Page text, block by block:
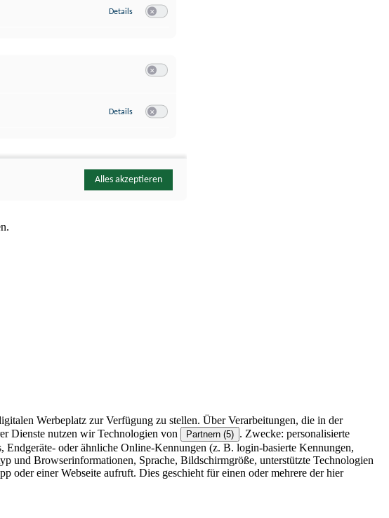
Werbeplatz zur Verfügung zu stellen. Über Verarbeitungen, die in der
Dienste nutzen wir Technologien von Partnern (5) . Zwecke: personalisierte
oder ähnliche Online-Kennungen (z. B. login-basierte Kennungen,
und Browserinformationen, Sprache, Bildschirmgröße, unterstützte Technologien
oder einer Webseite aufruft. Dies geschieht für einen oder mehrere der hier
Details zu Google Analytics
Details zu YouTube
Alles akzeptieren